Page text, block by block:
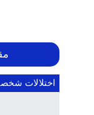
اختلالات